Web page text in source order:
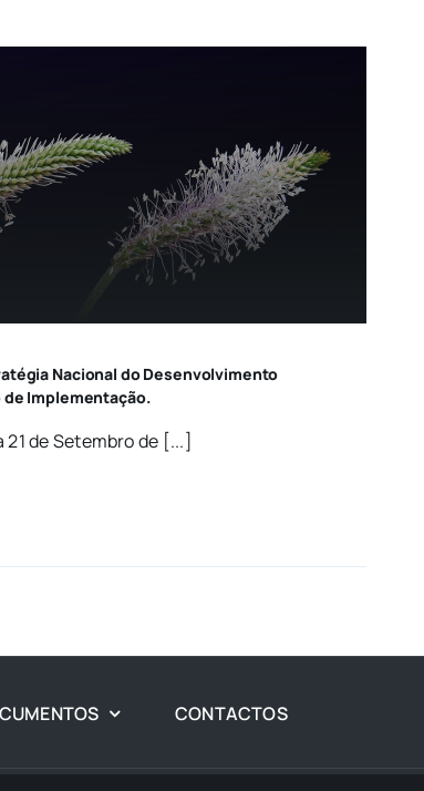
Nacional do Desenvolvimento
de Implementação.
de Setembro de [...]
CONTACTOS